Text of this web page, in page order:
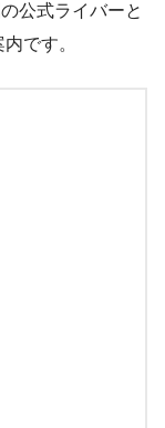
公式ライバーと
です。